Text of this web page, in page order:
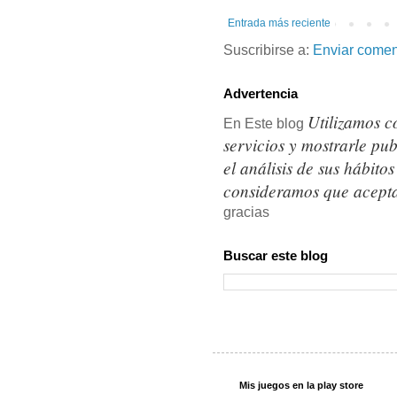
Entrada más reciente
Suscribirse a: Enviar
Advertencia
En Este blog Utilizamos
servicios y mostrarle
el análisis de sus
consideramos que
gracias
Buscar este blog
Mis juegos en la play store